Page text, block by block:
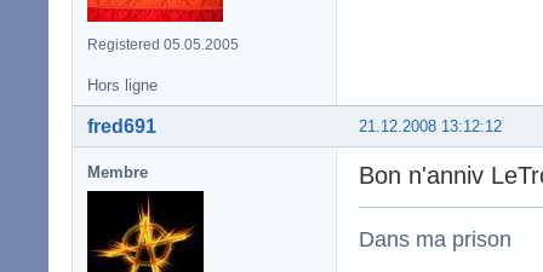
Registered 05.05.2005
Hors ligne
21.12.2008 13:12:12
fred691
Membre Bon n'anniv
Dans ma prison